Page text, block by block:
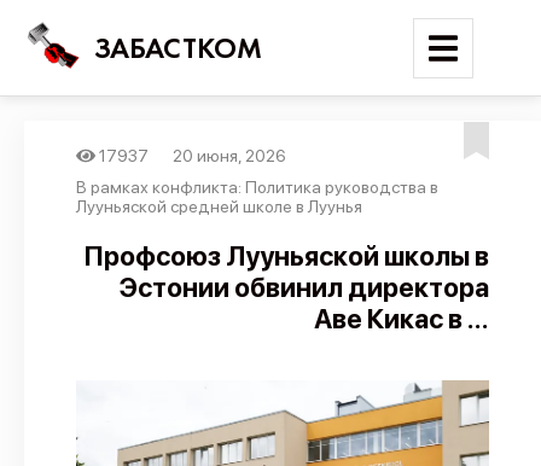
ЗАБАСТКОМ
Войти
Поиск
Новости
Карта событий
Отчеты
Предложить публикацию
17937
20 июня, 2026
В рамках конфликта: Политика руководства в
Лууньяской средней школе в Луунья
Профсоюз Лууньяской школы в
Эстонии обвинил директора
Аве Кикас в ...